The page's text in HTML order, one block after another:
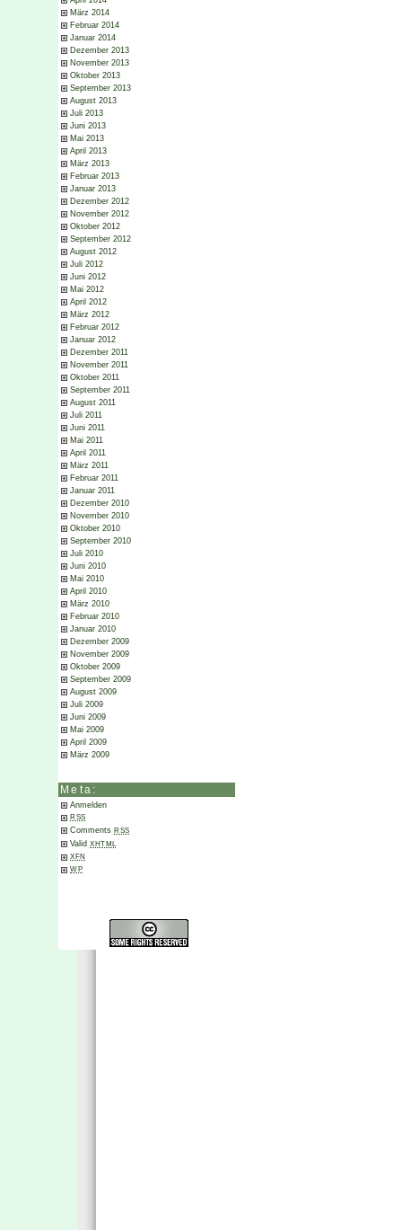
März 2014
Februar 2014
Januar 2014
Dezember 2013
November 2013
Oktober 2013
September 2013
August 2013
Juli 2013
Juni 2013
Mai 2013
April 2013
März 2013
Februar 2013
Januar 2013
Dezember 2012
November 2012
Oktober 2012
September 2012
August 2012
Juli 2012
Juni 2012
Mai 2012
April 2012
März 2012
Februar 2012
Januar 2012
Dezember 2011
November 2011
Oktober 2011
September 2011
August 2011
Juli 2011
Juni 2011
Mai 2011
April 2011
März 2011
Februar 2011
Januar 2011
Dezember 2010
November 2010
Oktober 2010
September 2010
Juli 2010
Juni 2010
Mai 2010
April 2010
März 2010
Februar 2010
Januar 2010
Dezember 2009
November 2009
Oktober 2009
September 2009
August 2009
Juli 2009
Juni 2009
Mai 2009
April 2009
März 2009
Meta:
Anmelden
RSS
Comments RSS
Valid XHTML
XFN
WP